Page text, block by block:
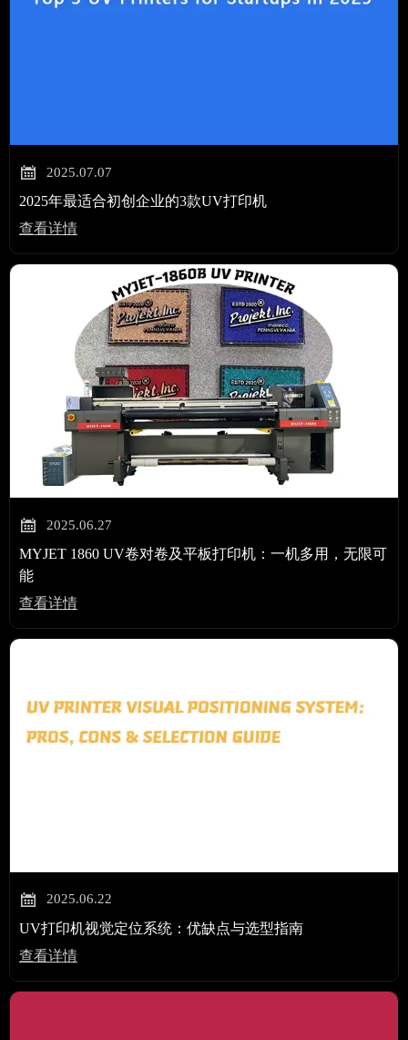
 2025.07.07
2025年最适合初创企业的3款UV打印机
查看详情
 2025.06.27
MYJET 1860 UV卷对卷及平板打印机：一机多用，无限可
能
查看详情
 2025.06.22
UV打印机视觉定位系统：优缺点与选型指南
查看详情